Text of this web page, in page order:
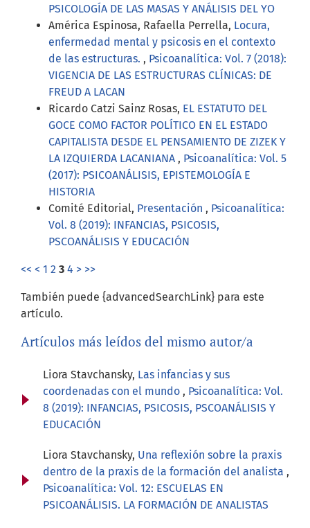
PSICOLOGÍA DE LAS MASAS Y ANÁLISIS DEL YO
América Espinosa, Rafaella Perrella, Locura,
enfermedad mental y psicosis en el contexto
de las estructuras. , Psicoanalítica: Vol. 7 (2018):
VIGENCIA DE LAS ESTRUCTURAS CLÍNICAS: DE
FREUD A LACAN
Ricardo Catzi Sainz Rosas, EL ESTATUTO DEL
GOCE COMO FACTOR POLÍTICO EN EL ESTADO
CAPITALISTA DESDE EL PENSAMIENTO DE ZIZEK Y
LA IZQUIERDA LACANIANA , Psicoanalítica: Vol. 5
(2017): PSICOANÁLISIS, EPISTEMOLOGÍA E
HISTORIA
Comité Editorial, Presentación , Psicoanalítica:
Vol. 8 (2019): INFANCIAS, PSICOSIS,
PSCOANÁLISIS Y EDUCACIÓN
<< < 1 2 3 4 > >>
También puede {advancedSearchLink} para este
artículo.
Artículos más leídos del mismo autor/a
Liora Stavchansky, Las infancias y sus
coordenadas con el mundo , Psicoanalítica: Vol.
8 (2019): INFANCIAS, PSICOSIS, PSCOANÁLISIS Y
EDUCACIÓN
Liora Stavchansky, Una reflexión sobre la praxis
dentro de la praxis de la formación del analista ,
Psicoanalítica: Vol. 12: ESCUELAS EN
PSICOANÁLISIS. LA FORMACIÓN DE ANALISTAS